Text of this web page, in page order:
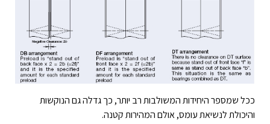
ככל שמספר היחידות המשולבות רב יותר, כך גדלה גם הנוקשות
והיכולת לנשיאת עומס, אולם המהירות קטנה.